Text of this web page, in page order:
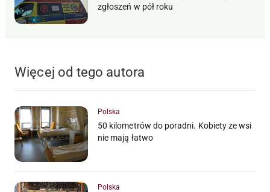
zgłoszeń w pół roku
Więcej od tego autora
Polska
50 kilometrów do poradni. Kobiety ze wsi
nie mają łatwo
Polska